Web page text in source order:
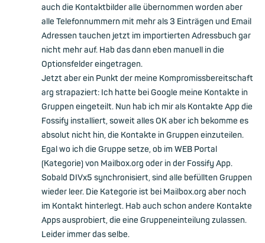
auch die Kontaktbilder alle übernommen worden aber
alle Telefonnummern mit mehr als 3 Einträgen und Email
Adressen tauchen jetzt im importierten Adressbuch gar
nicht mehr auf. Hab das dann eben manuell in die
Optionsfelder eingetragen.
Jetzt aber ein Punkt der meine Kompromissbereitschaft
arg strapaziert: Ich hatte bei Google meine Kontakte in
Gruppen eingeteilt. Nun hab ich mir als Kontakte App die
Fossify installiert, soweit alles OK aber ich bekomme es
absolut nicht hin, die Kontakte in Gruppen einzuteilen.
Egal wo ich die Gruppe setze, ob im WEB Portal
(Kategorie) von Mailbox.org oder in der Fossify App.
Sobald DIVx5 synchronisiert, sind alle befüllten Gruppen
wieder leer. Die Kategorie ist bei Mailbox.org aber noch
im Kontakt hinterlegt. Hab auch schon andere Kontakte
Apps ausprobiert, die eine Gruppeneinteilung zulassen.
Leider immer das selbe.